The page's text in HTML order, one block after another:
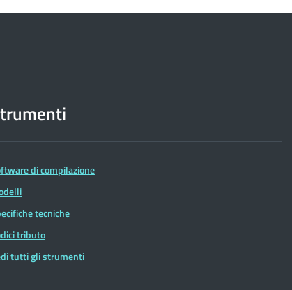
di compilazione
tecniche
tributo
tutti gli strumenti